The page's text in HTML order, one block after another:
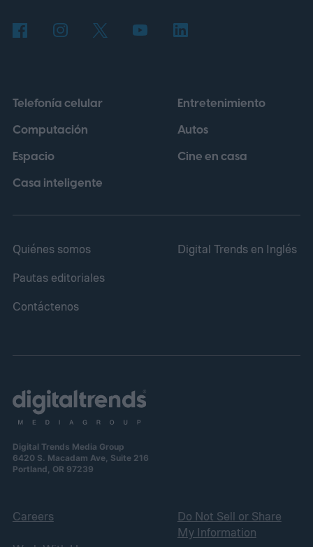
Telefonía celular
Computación
Espacio
Casa inteligente
Entretenimiento
Autos
Cine en casa
Quiénes somos
Pautas editoriales
Contáctenos
Digital Trends en Inglés
Digital Trends Media Group
6420 S. Macadam Ave, Suite 216
Portland, OR 97239
Careers
Do Not Sell or Share
My Information